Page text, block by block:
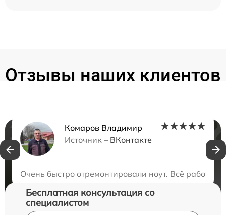
Отзывы наших клиентов
Комаров Владимир
Источник – ВКонтакте
Очень быстро отремонтировали ноут. Всё
Нужна консультация?
Бесплатная консультация со
специалистом